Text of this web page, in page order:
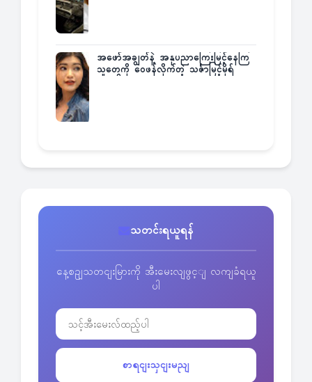
အဖော်အချွတ်နဲ့ အနုပညာကြေးမြင့်နေကြ
သူတွေကို ဝေဖန်လိုက်တဲ့ သင်္ဇာမြင့်မိုရ်
သတင်းရယူရန်
နေ့စဥျသတငျးမြားကို အီးမေးလျဖွင့ျ လကျခံရယူ
ပါ
စာရငျးသှငျးမညျ